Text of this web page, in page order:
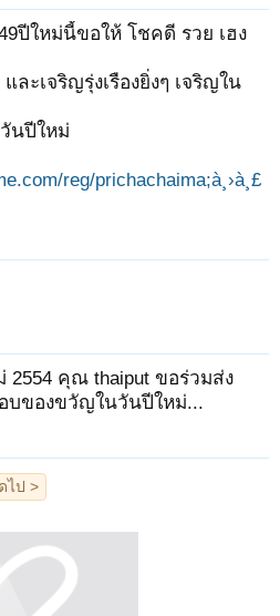
ปีใหม่นี้ขอให้ โชคดี รวย เฮง
ะเจริญรุ่งเรืองยิ่งๆ เจริญใน
นปีใหม่
reg/prichachaima;à¸›à¸£
2554 คุณ thaiput ขอร่วมส่ง
บของขวัญในวันปีใหม่...